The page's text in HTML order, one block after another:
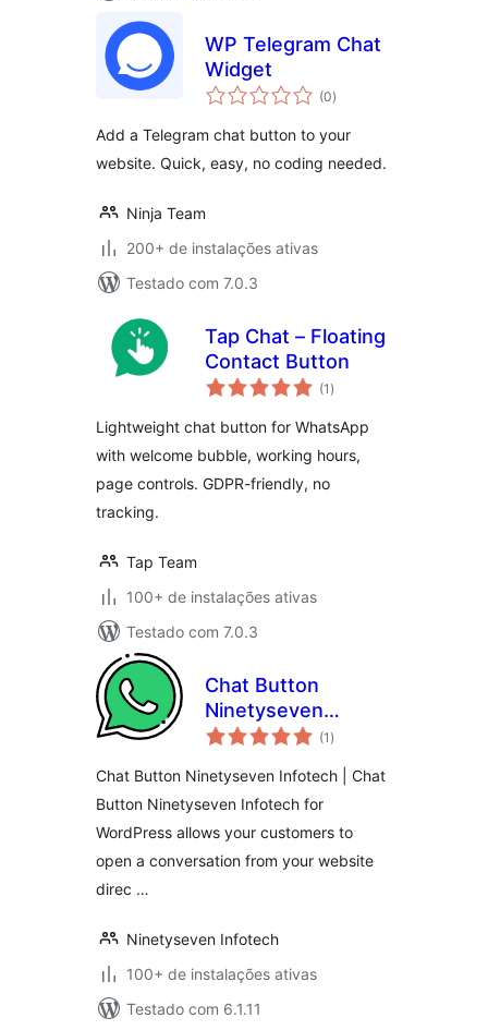
WP Telegram Chat
Widget
(0total
de
)
Add a Telegram chat button to your
website. Quick, easy, no coding needed.
Ninja Team
200+ de instalações ativas
Testado com 7.0.3
Tap Chat – Floating
Contact Button
(1 total
de
)
Lightweight chat button for WhatsApp
with welcome bubble, working hours,
page controls. GDPR-friendly, no
tracking.
Tap Team
100+ de instalações ativas
Testado com 7.0.3
Chat Button
Ninetyseven
Infotech
(1 total
de
)
Chat Button Ninetyseven Infotech | Chat
Button Ninetyseven Infotech for
WordPress allows your customers to
open a conversation from your website
direc …
Ninetyseven Infotech
100+ de instalações ativas
Testado com 6.1.11